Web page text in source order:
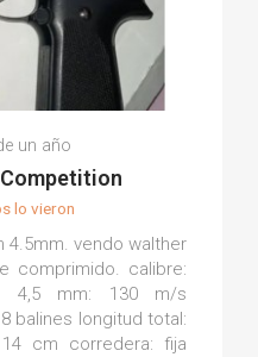
un año
lo vieron
vendo walther
comprimido. calibre:
4,5 mm: 130 m/s
balines longitud total:
cm corredera: fija